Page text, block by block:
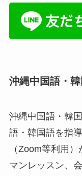
沖縄中国語・
沖縄中国語・韓
語・韓国語を指
（Zoom等利用
マンレッスン、